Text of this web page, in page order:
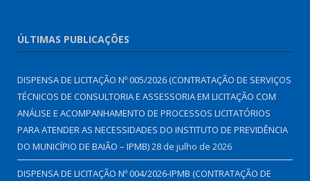
ÚLTIMAS PUBLICAÇÕES
DISPENSA DE LICITAÇÃO Nº 005/2026 (CONTRATAÇÃO DE SERVIÇOS
TÉCNICOS DE CONSULTORIA E ASSESSORIA EM LICITAÇÃO COM
ANÁLISE E ACOMPANHAMENTO DE PROCESSOS LICITATÓRIOS
PARA ATENDER AS NECESSIDADES DO INSTITUTO DE PREVIDÊNCIA
DO MUNICÍPIO DE BAIÃO – IPMB)28 de julho de 2026
DISPENSA DE LICITAÇÃO Nº 004/2026-IPMB (CONTRATAÇÃO DE